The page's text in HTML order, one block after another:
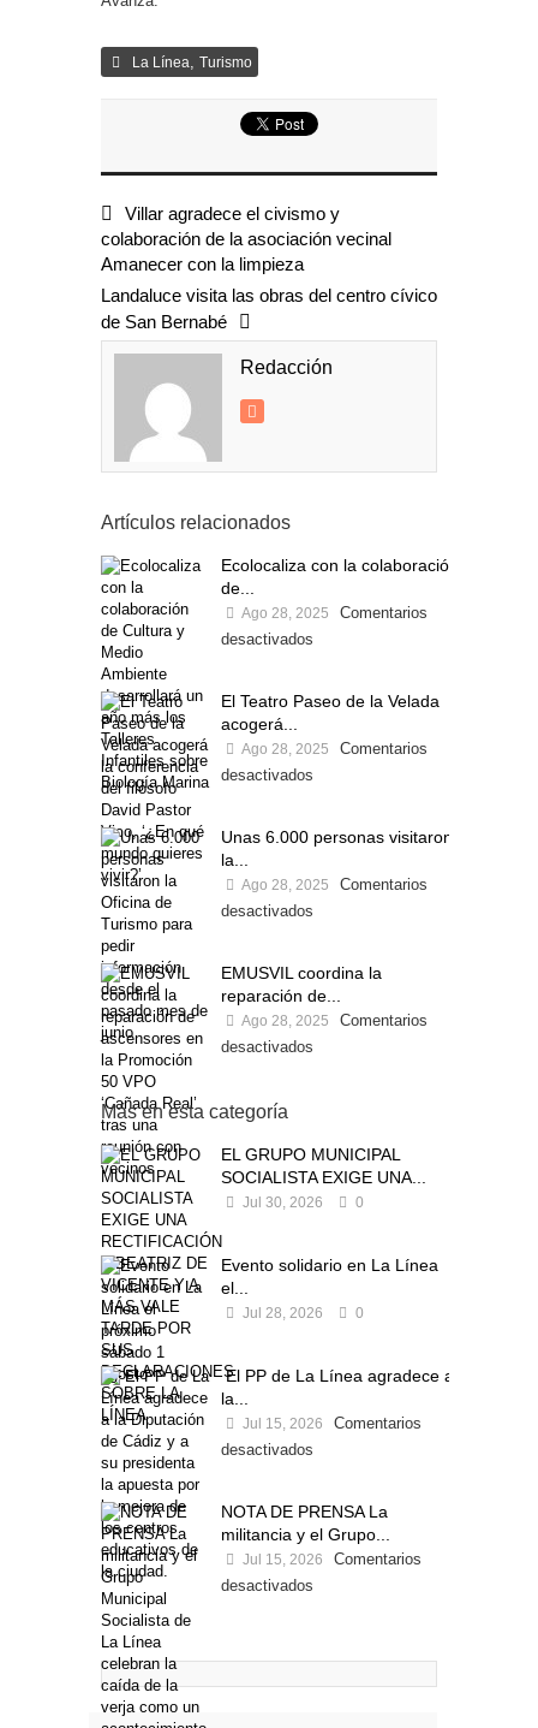
La Línea, Turismo
Villar agradece el civismo y
colaboración de la asociación vecinal
Amanecer con la limpieza
Landaluce visita las obras del centro cívico
de San Bernabé
Redacción
Artículos relacionados
Ecolocaliza con la colaboración
de...
Ago 28, 2025
Comentarios
desactivados
El Teatro Paseo de la Velada
acogerá...
Ago 28, 2025
Comentarios
desactivados
Unas 6.000 personas visitaron
la...
Ago 28, 2025
Comentarios
desactivados
EMUSVIL coordina la
reparación de...
Ago 28, 2025
Comentarios
desactivados
Más en esta categoría
EL GRUPO MUNICIPAL
SOCIALISTA EXIGE UNA...
Jul 30, 2026 0
Evento solidario en La Línea
el...
Jul 28, 2026 0
El PP de La Línea agradece a
la...
Jul 15, 2026
Comentarios
desactivados
NOTA DE PRENSA La
militancia y el Grupo...
Jul 15, 2026
Comentarios
desactivados